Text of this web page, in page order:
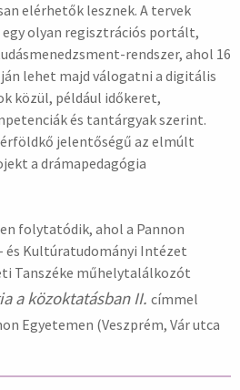
elérhetők lesznek. A tervek
olyan regisztrációs portált,
rendszer, ahol 16
lehet majd válogatni a digitális
közül, például időkeret,
és tantárgyak szerint.
jelentőségű az elmúlt
a drámapedagógia
folytatódik, ahol a Pannon
és Kultúratudományi Intézet
Tanszéke műhelytalálkozót
a közoktatásban II. címmel
Egyetemen (Veszprém, Vár utca